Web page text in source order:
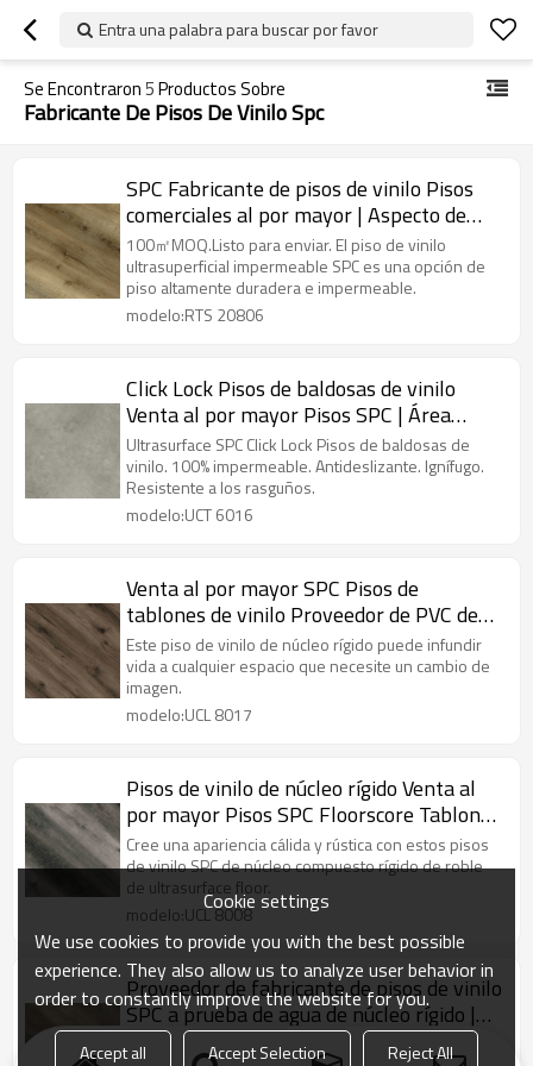
Entra una palabra para buscar por favor
Se Encontraron5Productos Sobre
Fabricante De Pisos De Vinilo Spc
SPC Fabricante de pisos de vinilo Pisos
comerciales al por mayor | Aspecto de
madera de roble | Pisos para sótanos
Residencial Comercial | IXPE Absorción de
sonido RTS 20806
100㎡MOQ.Listo para enviar. El piso de vinilo
ultrasuperficial impermeable SPC es una opción de
piso altamente duradera e impermeable.
modelo:RTS 20806
Click Lock Pisos de baldosas de vinilo
Venta al por mayor Pisos SPC | Área
húmeda comercial Instalación rápida de
piedra pequeña Limpieza fácil UCT 6016
Ultrasurface SPC Click Lock Pisos de baldosas de
vinilo. 100% impermeable. Antideslizante. Ignífugo.
Resistente a los rasguños.
modelo:UCT 6016
Venta al por mayor SPC Pisos de
tablones de vinilo Proveedor de PVC de
pisos de vinilo de núcleo rígido | Fácil
instalación de bricolaje Mantenimiento
sin esfuerzo Impermeable Ecológico UCL
8017
Este piso de vinilo de núcleo rígido puede infundir
vida a cualquier espacio que necesite un cambio de
imagen.
modelo:UCL 8017
Pisos de vinilo de núcleo rígido Venta al
por mayor Pisos SPC Floorscore Tablones
de vinilo de lujo | Avanzado Ultra Moda
Durabilidad de grado comercial UCL 8008
Cree una apariencia cálida y rústica con estos pisos
de vinilo SPC de núcleo compuesto rígido de roble
de ultrasurface floor.
modelo:UCL 8008
Proveedor de fabricante de pisos de vinilo
SPC a prueba de agua de núcleo rígido |
Roble Diseño Easy Clean Super Stability
Cree una apariencia cálida y rústica con estos pisos
Cookie settings
We use cookies to provide you with the best possible
experience. They also allow us to analyze user behavior in
order to constantly improve the website for you.
Accept all Accept Selection Reject All